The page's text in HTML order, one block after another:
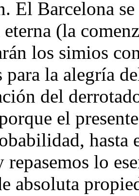
El Barcelona
(la
los simios
para la alegría
del
el
hasta
repasemos lo
absoluta